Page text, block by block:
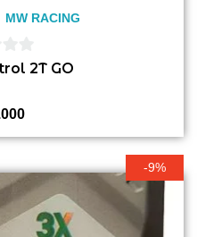
MW RACING
2T GO
-9%